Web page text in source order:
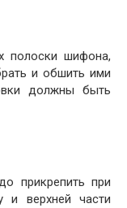
полоски шифона,
и обшить ими
должны быть
прикрепить при
и верхней части